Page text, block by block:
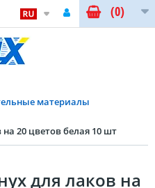
(0)
материалы
20 цветов белая 10 шт
для лаков на